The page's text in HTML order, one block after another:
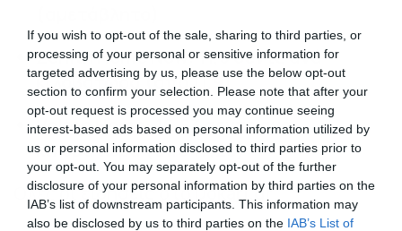
If you wish to opt-out of the sale, sharing to third parties, or
processing of your personal or sensitive information for
targeted advertising by us, please use the below opt-out
section to confirm your selection. Please note that after your
opt-out request is processed you may continue seeing
interest-based ads based on personal information utilized by
us or personal information disclosed to third parties prior to
your opt-out. You may separately opt-out of the further
disclosure of your personal information by third parties on the
IAB’s list of downstream participants. This information may
also be disclosed by us to third parties on the IAB’s List of
Zenith Home Now: 11,5 σεντς ανά
κιλοβατώρα (από 11,9)
Volton Home: 16,63 σεντς ανά
κιλοβατώρα (από 17,26)
Ολες οιειδήσειςστοDokari.gr.